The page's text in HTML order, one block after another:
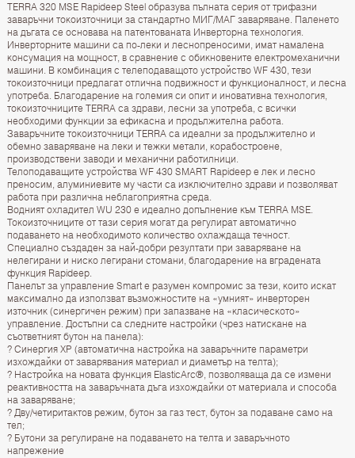
TERRA 320 MSE Rapideep Steel образува пълната серия от трифазни
заваръчни токоизточници за стандартно МИГ/МАГ заваряване. Паленето
на дъгата се основава на патентованата Инверторна технология.
Инверторните машини са по-леки и леснопреносими, имат намалена
консумация на мощност, в сравнение с обикновените електромеханични
машини. В комбинация с телеподаващото устройство WF 430, тези
токоизточници предлагат отлична подвижност и функционалност, и лесна
употреба. Благодарение на големия си опит и иновативна технология,
токоизточниците TERRA ca здрави, лесни за употреба, с всички
необходими функции за ефикасна и продължителна работа.
Заваръчните токоизточници TERRA ca идеални за продължително и
обемно заваряване на леки и тежки метали, корабостроене,
производствени заводи и механични работилници.
Телоподаващите устройства WF 430 SMART Rapideep е лек и лесно
преносим, алуминиевите му части са изключително здрави и позволяват
работа при различна неблагоприятна среда.
Водният охладител WU 230 е идеално допълнение към TERRA MSE.
Токоизточниците от тази серия могат да регулират автоматично
подаването на необходимото количество охлаждаща течност.
Специално създаден за най-добри резултати при заваряване на
нелегирани и ниско легирани стомани, благодарение на вградената
функция Rapideep.
Панелът за управление Smart е разумен компромис за тези, които искат
максимално да използват възможностите на «умният» инверторен
източник (синергичен режим) при запазване на «класическото»
управление. Достъпни са следните настройки (чрез натискане на
съответният бутон на панела):
? Синергия ХР (автоматична настройка на заваръчните параметри
изхождайки от заварявания материал и диаметър на телта);
? Настройка на новата функция ElasticArc®, позволяваща да се измени
реактивността на заваръчната дъга изхождайки от материала и способа
на заваряване;
? Дву/четиритактов режим, бутон за газ тест, бутон за подаване само на
тел;
? Бутони за регулиране на подаването на телта и заваръчното
напрежение